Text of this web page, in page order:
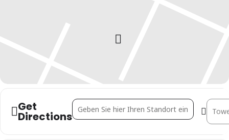
Get
Directions
Address - Energie- und Lebensmittelsicherheit